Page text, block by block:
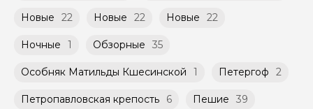
Новые 22 Новые 22 Новые 22
Ночные 1 Обзорные 35
Особняк Матильды Кшесинской 1 Петергоф 2
Петропавловская крепость 6 Пешие 39